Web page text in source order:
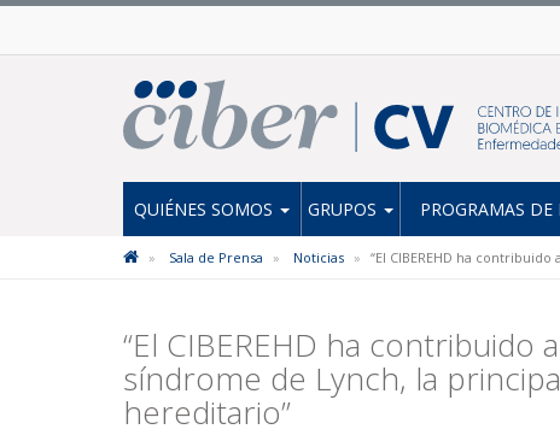
QUIÉNES SOMOS GRUPOS PROGRAMAS DE
Sala de Prensa Noticias “El CIBEREHD ha
“El CIBEREHD ha
síndrome de Lynch, la
hereditario”